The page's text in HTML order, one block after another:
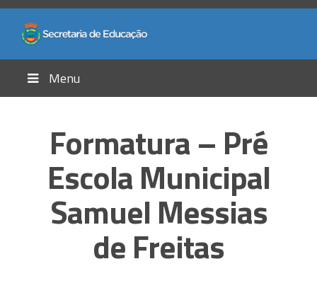
Menu
Formatura – Pré
Escola Municipal
Samuel Messias
de Freitas